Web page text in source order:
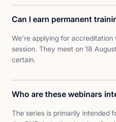
Can I earn permanent
We're applying for accreditation
session. They meet on 18
certain.
Who are these webinars
The series is primarily intended